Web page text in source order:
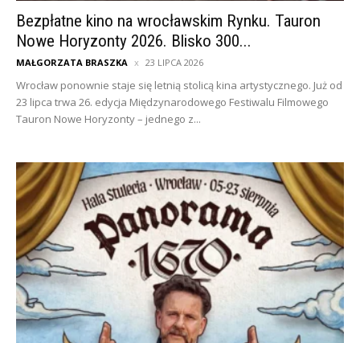
Bezpłatne kino na wrocławskim Rynku. Tauron
Nowe Horyzonty 2026. Blisko 300...
MAŁGORZATA BRASZKA 23 LIPCA 2026
Wrocław ponownie staje się letnią stolicą kina artystycznego. Już od
23 lipca trwa 26. edycja Międzynarodowego Festiwalu Filmowego
Tauron Nowe Horyzonty – jednego z...